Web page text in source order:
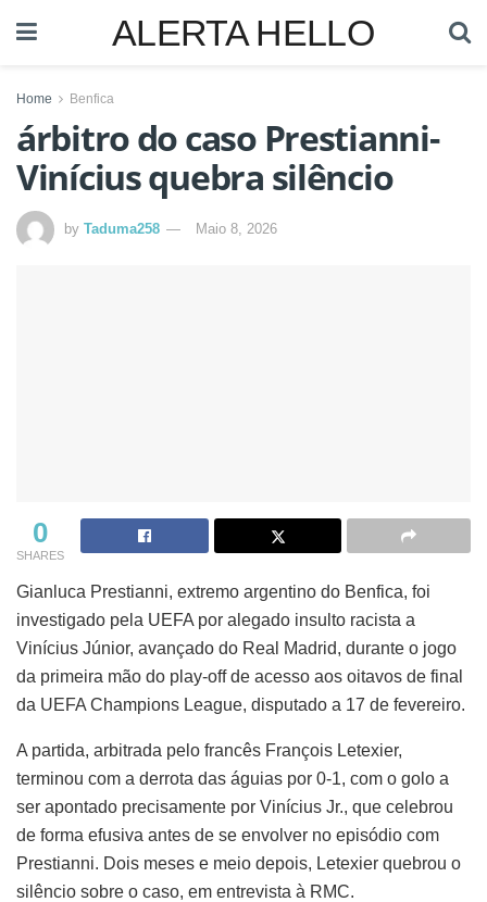
ALERTA HELLO
Home Benfica
árbitro do caso Prestianni-
Vinícius quebra silêncio
by Taduma258 Maio 8, 2026
0
SHARES
Gianluca Prestianni, extremo argentino do Benfica, foi
investigado pela UEFA por alegado insulto racista a
Vinícius Júnior, avançado do Real Madrid, durante o jogo
da primeira mão do play-off de acesso aos oitavos de final
da UEFA Champions League, disputado a 17 de fevereiro.
A partida, arbitrada pelo francês François Letexier,
terminou com a derrota das águias por 0-1, com o golo a
ser apontado precisamente por Vinícius Jr., que celebrou
de forma efusiva antes de se envolver no episódio com
Prestianni. Dois meses e meio depois, Letexier quebrou o
silêncio sobre o caso, em entrevista à RMC.